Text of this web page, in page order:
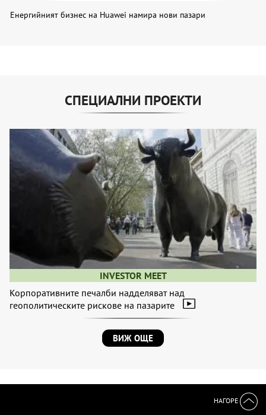
Енергийният бизнес на Huawei намира нови пазари
СПЕЦИАЛНИ ПРОЕКТИ
INVESTOR MEET
Корпоративните печалби надделяват над
геополитическите рискове на пазарите
ВИЖ ОЩЕ
НАГОРЕ